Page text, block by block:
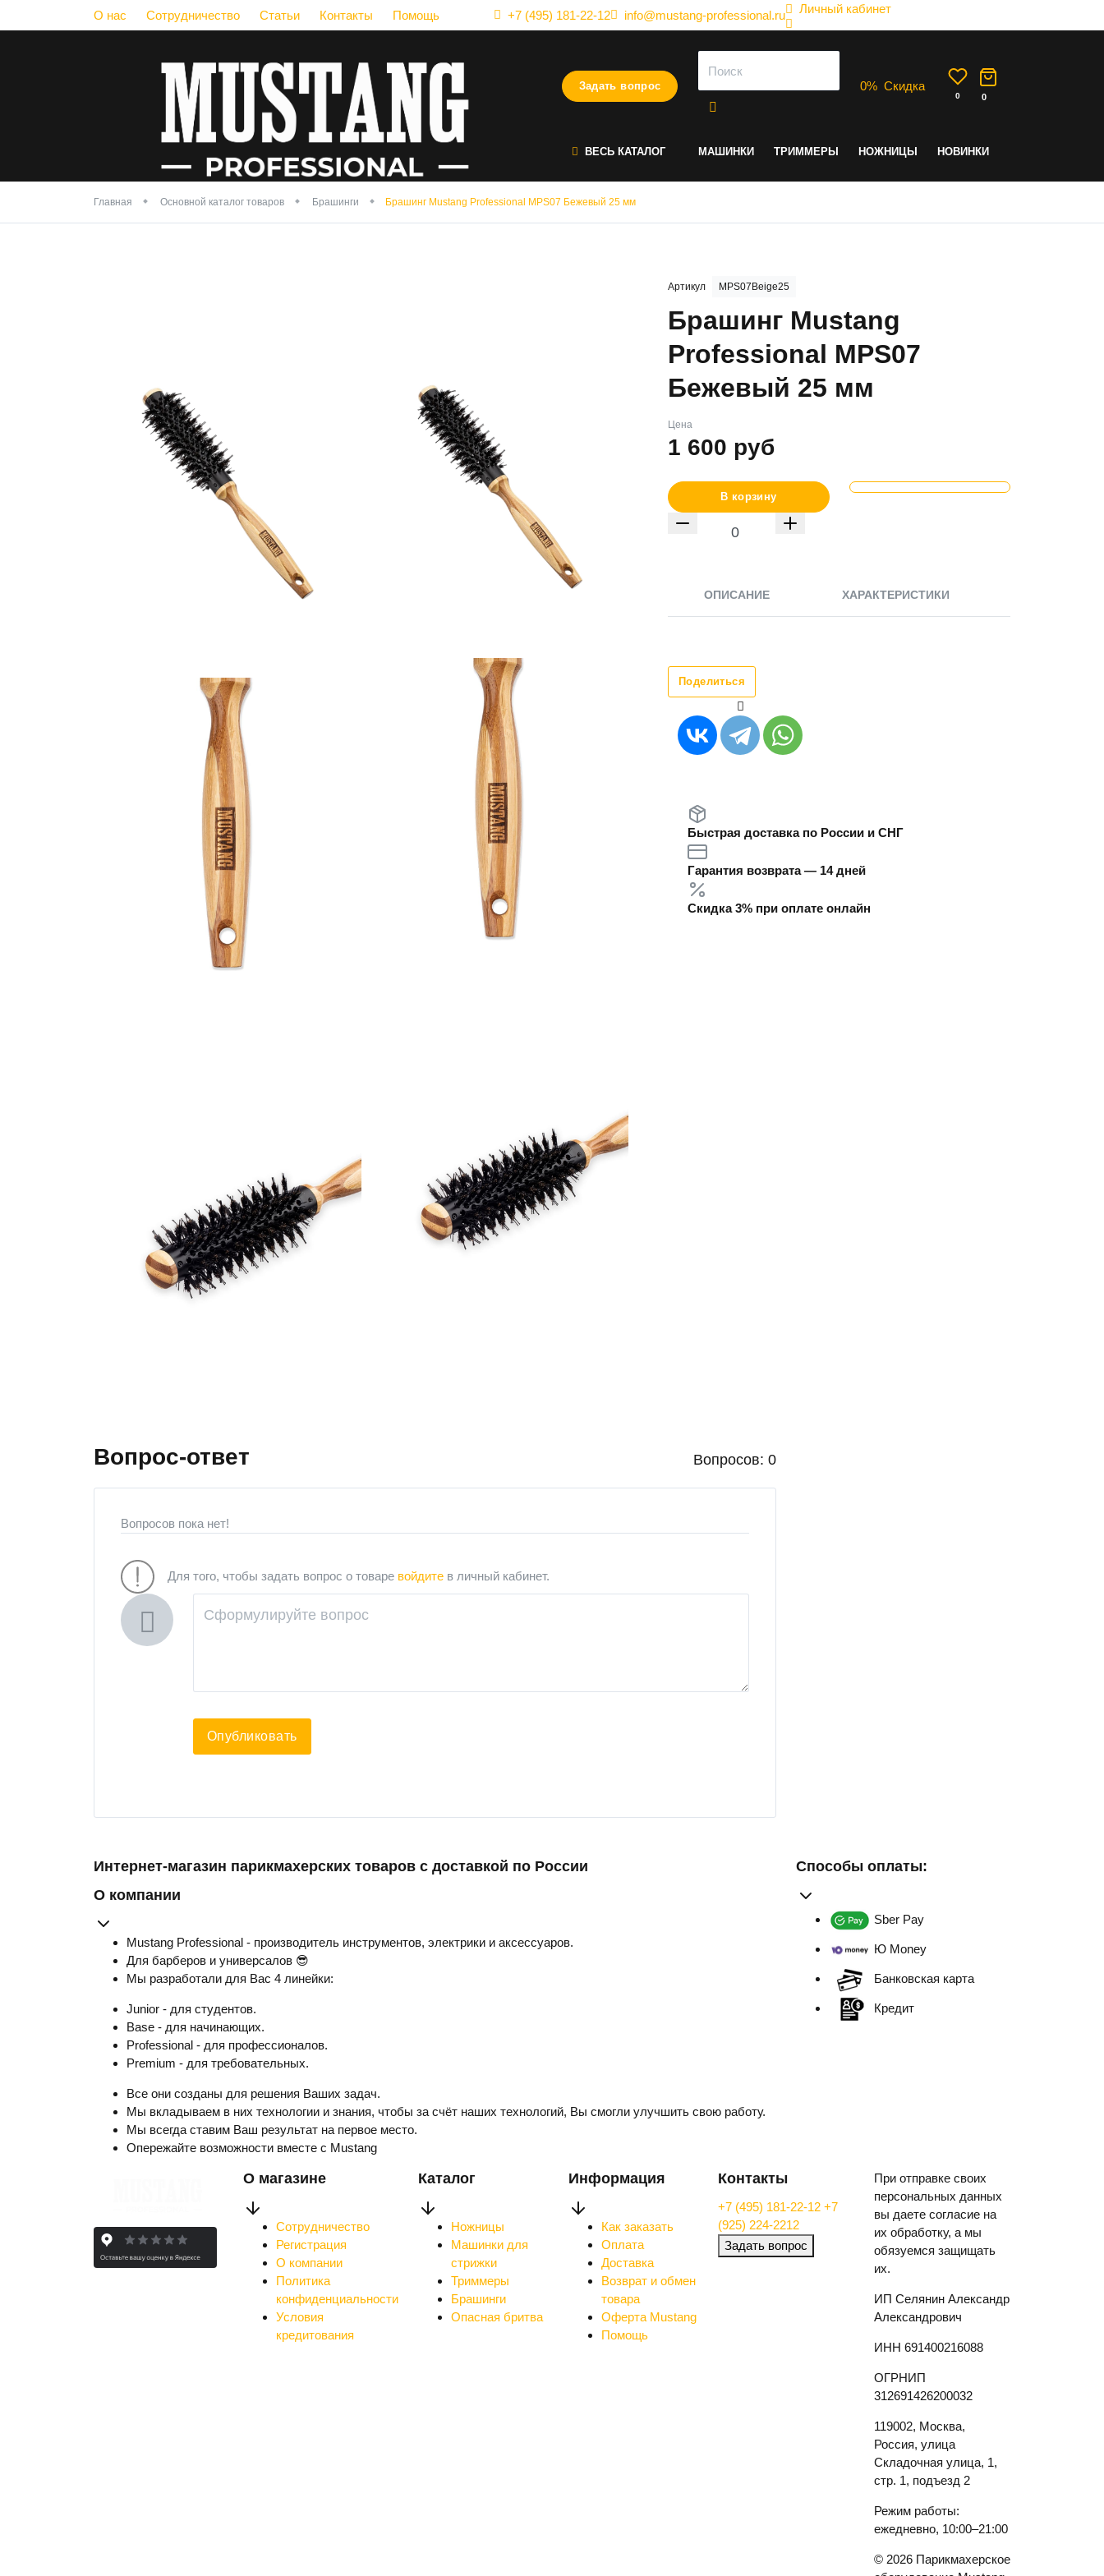
О нас Сотрудничество Статьи Контакты Помощь +7 (495) 181-22-12 info@mustang-professional.ru Личный кабинет
Задать вопрос 0% Скидка
0 0
ВЕСЬ КАТАЛОГ МАШИНКИ ТРИММЕРЫ НОЖНИЦЫ НОВИНКИ
Главная Основной каталог товаров Брашинги Брашинг Mustang Professional MPS07 Бежевый 25 мм
Артикул MPS07Beige25
Брашинг Mustang
Professional MPS07
Бежевый 25 мм
Цена
1 600 руб
В корзину
ОПИСАНИЕ ХАРАКТЕРИСТИКИ
Поделиться
Быстрая доставка по России и СНГ
Гарантия возврата — 14 дней
Скидка 3% при оплате онлайн
Вопрос-ответ Вопросов: 0
Вопросов пока нет!
Для того, чтобы задать вопрос о товаре войдите в личный кабинет.
Опубликовать
Интернет-магазин парикмахерских товаров с доставкой по России
О компании
Mustang Professional - производитель инструментов, электрики и аксессуаров.
Для барберов и универсалов 😎
Мы разработали для Вас 4 линейки:
Junior - для студентов.
Base - для начинающих.
Professional - для профессионалов.
Premium - для требовательных.
Все они созданы для решения Ваших задач.
Мы вкладываем в них технологии и знания, чтобы за счёт наших технологий, Вы смогли улучшить свою работу.
Мы всегда ставим Ваш результат на первое место.
Опережайте возможности вместе с Mustang
Способы оплаты:
Sber Pay
Ю Money
Банковская карта
Кредит
О магазине
Сотрудничество
Регистрация
О компании
Политика
конфиденциальности
Условия
кредитования
Каталог
Ножницы
Машинки для
стрижки
Триммеры
Брашинги
Опасная бритва
Информация
Как заказать
Оплата
Доставка
Возврат и обмен
товара
Оферта Mustang
Помощь
Контакты
+7 (495) 181-22-12 +7
(925) 224-2212
Задать вопрос
При отправке своих
персональных данных
вы даете согласие на
их обработку, а мы
обязуемся защищать
их.
ИП Селянин Александр
Александрович
ИНН 691400216088
ОГРНИП
312691426200032
119002, Москва,
Россия, улица
Складочная улица, 1,
стр. 1, подъезд 2
Режим работы:
ежедневно, 10:00–21:00
© 2026 Парикмахерское